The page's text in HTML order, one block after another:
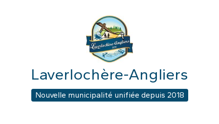
Laverlochère-Angliers
Nouvelle municipalité unifiée depuis 2018